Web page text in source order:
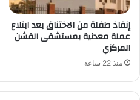
إنقاذ طفلة من الاختناق بعد ابتلاع
عملة معدنية بمستشفى الفشن
المركزي
منذ 22 ساعة